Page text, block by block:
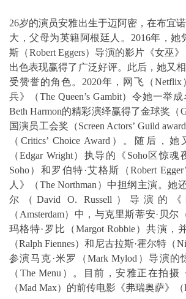
26岁的演员安雅出生于迈阿密，在布宜
大，父母为英籍阿根廷人。2016年，她
斯（Robert Eggers）导演的影片《女巫
出色表现赢得了广泛好评。此后，她又
受赞誉的角色。2020年，网飞（
兵》（The Queen’s Gambit）令她一举
Beth Harmon的精彩演绎赢得了金球奖（
国演员工会奖（Screen Actors’ Guild
（Critics’ Choice Award）。随后，
（Edgar Wright）执导的《Soho区惊魂
Soho）和罗伯特·艾格斯（Robert
人》（The Northman）中担纲主演。她
尔（David O. Russell）导演的
（Amsterdam）中，与克里斯蒂安·贝尔
玛格特·罗比（Margot Robbie）共演，
（Ralph Fiennes）和尼古拉斯·霍尔特（
参演马克·米罗（Mark Mylod）导演的
（The Menu）。目前，安雅正在拍摄
（Mad Max）的前传电影《弗瑞奥萨》（